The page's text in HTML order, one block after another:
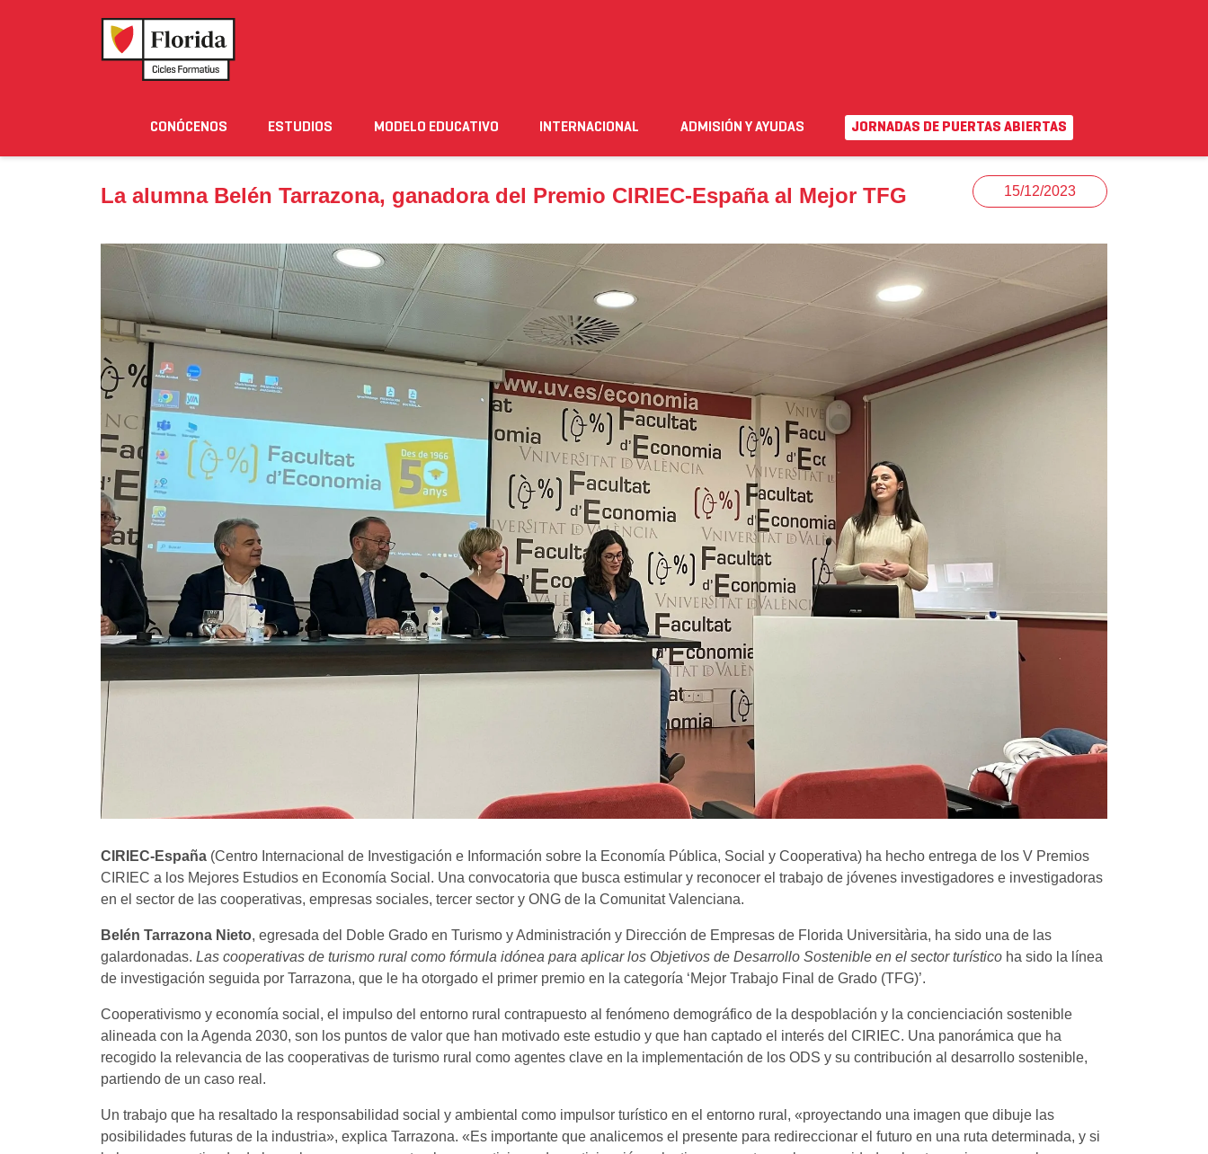
Noticias Eventos Blog Solicita Información Empleo Estudiante Futuro alumnado Necesito ayuda Campus virtual EN|VA
CONÓCENOS ESTUDIOS MODELO EDUCATIVO INTERNACIONAL ADMISIÓN Y AYUDAS JORNADAS DE PUERTAS ABIERTAS
La alumna Belén Tarrazona, ganadora del Premio CIRIEC-España al Mejor TFG 15/12/2023
CIRIEC-España (Centro Internacional de Investigación e Información sobre la Economía Pública, Social y Cooperativa) ha hecho entrega de los V Premios
CIRIEC a los Mejores Estudios en Economía Social. Una convocatoria que busca estimular y reconocer el trabajo de jóvenes investigadores e investigadoras
en el sector de las cooperativas, empresas sociales, tercer sector y ONG de la Comunitat Valenciana.
Belén Tarrazona Nieto, egresada del Doble Grado en Turismo y Administración y Dirección de Empresas de Florida Universitària, ha sido una de las
galardonadas. Las cooperativas de turismo rural como fórmula idónea para aplicar los Objetivos de Desarrollo Sostenible en el sector turístico ha sido la línea
de investigación seguida por Tarrazona, que le ha otorgado el primer premio en la categoría ‘Mejor Trabajo Final de Grado (TFG)’.
Cooperativismo y economía social, el impulso del entorno rural contrapuesto al fenómeno demográfico de la despoblación y la concienciación sostenible
alineada con la Agenda 2030, son los puntos de valor que han motivado este estudio y que han captado el interés del CIRIEC. Una panorámica que ha
recogido la relevancia de las cooperativas de turismo rural como agentes clave en la implementación de los ODS y su contribución al desarrollo sostenible,
partiendo de un caso real.
Un trabajo que ha resaltado la responsabilidad social y ambiental como impulsor turístico en el entorno rural, «proyectando una imagen que dibuje las
posibilidades futuras de la industria», explica Tarrazona. «Es importante que analicemos el presente para redireccionar el futuro en una ruta determinada, y si